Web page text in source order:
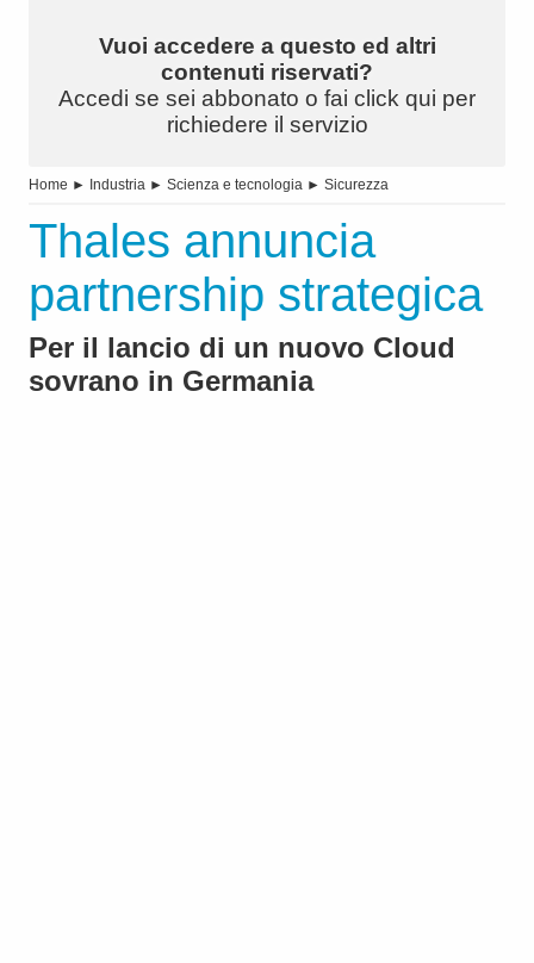
Vuoi accedere a questo ed altri
contenuti riservati?
Accedi se sei abbonato o fai click qui per
richiedere il servizio
Home ► Industria ► Scienza e tecnologia ► Sicurezza
Thales annuncia
partnership strategica
Per il lancio di un nuovo Cloud
sovrano in Germania